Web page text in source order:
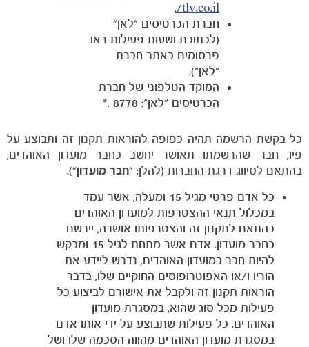
tlv.co.il/.
חברת הכרטיסים "לאן"
(לכתובת ושעות פעילות ראו
פרסומים באתר חברת
"לאן").
המוקד הטלפוני של חברת
הכרטיסים "לאן": 8778 .*
כל בקשת הרשמה תהיה כפופה להוראות תקנון זה ותבוצע על
פיו, חבר שהרשמתו תאושר יחשב כחבר מועדון האוהדים,
בהתאם לסיווג דרגת החברות (להלן: "חבר מועדון").
כל אדם פרטי מגיל 15 ומעלה, אשר עמד
במכלול תנאי ההצטרפות למועדון האוהדים
בהתאם לתקנון זה והצטרפותו אושרה, יירשם
כחבר מועדון. אדם אשר מתחת לגיל 15 ומבקש
להיות חבר במועדון האוהדים, נדרש ליידע את
הוריו ו/או האפוטרופוסים החוקיים שלו, בדבר
הוראות תקנון זה ולקבל את אישורם לביצוע כל
פעילות מכל סוג שהוא, במסגרת מועדון
האוהדים. כל פעילות שתבוצע על ידי אותו אדם
במסגרת מועדון האוהדים מהווה הסכמה שלו ושל